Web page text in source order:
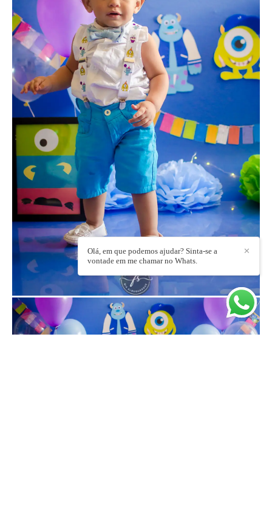
✕
Olá, em que podemos ajudar? Sinta-se a
vontade em me chamar no Whats.